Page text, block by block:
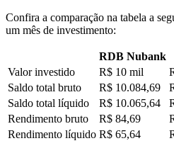
Confira a comparação na tabela a
um mês de investimento:
RDB Nubank
Valor investido
R$ 10 mil
Saldo total bruto
R$ 10.084,69
Saldo total líquido
R$ 10.065,64
Rendimento bruto
R$ 84,69
Rendimento líquido R$ 65,64